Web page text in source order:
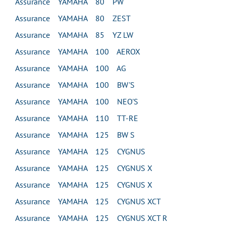
Assurance YAMAHA 80 ZEST
Assurance YAMAHA 85 YZ LW
Assurance YAMAHA 100 AEROX
Assurance YAMAHA 100 AG
Assurance YAMAHA 100 BW'S
Assurance YAMAHA 100 NEO'S
Assurance YAMAHA 110 TT-RE
Assurance YAMAHA 125 BW S
Assurance YAMAHA 125 CYGNUS
Assurance YAMAHA 125 CYGNUS X
Assurance YAMAHA 125 CYGNUS X
Assurance YAMAHA 125 CYGNUS XCT
Assurance YAMAHA 125 CYGNUS XCT R